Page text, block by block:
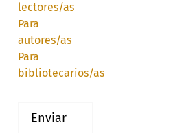
lectores/as
Para
autores/as
Para
bibliotecarios/as
Enviar